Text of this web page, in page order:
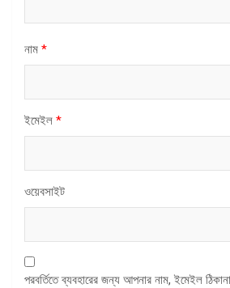
নাম *
ইমেইল *
ওয়েবসাইট
পরবর্তিতে ব্যবহারের জন্য আপনার নাম, ইমেইল